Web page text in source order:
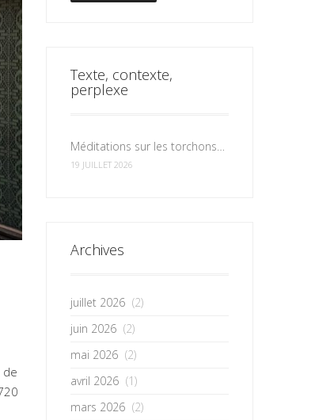
de
Texte, contexte,
perplexe
Méditations sur les torchons et les serviettes
19 JUILLET 2026
Archives
juillet 2026 (2)
juin 2026 (2)
mai 2026 (2)
avril 2026 (1)
mars 2026 (2)